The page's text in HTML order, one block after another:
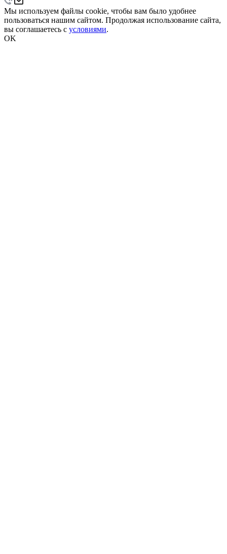
Мы используем файлы cookie, чтобы вам было удобнее
пользоваться нашим сайтом. Продолжая использование сайта,
вы соглашаетесь с условиями.
OK